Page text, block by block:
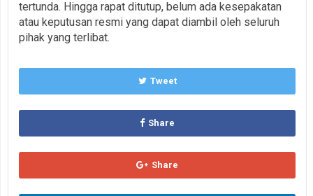
tertunda. Hingga rapat ditutup, belum ada kesepakatan
atau keputusan resmi yang dapat diambil oleh seluruh
pihak yang terlibat.
Tweet
Share
Share